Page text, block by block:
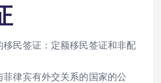
民签证：定额移民签证和非配
律宾有外交关系的国家的公